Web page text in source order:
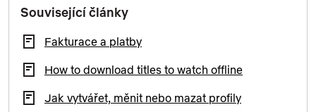
Související články
Fakturace a platby
How to download titles to watch offline
Jak vytvářet, měnit nebo mazat profily